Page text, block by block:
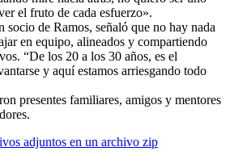
el fruto de cada esfuerzo».
socio de Ramos, señaló que no hay nada
en equipo, alineados y compartiendo
“De los 20 a los 30 años, es el
y aquí estamos arriesgando todo
presentes familiares, amigos y mentores
adjuntos en un archivo zip